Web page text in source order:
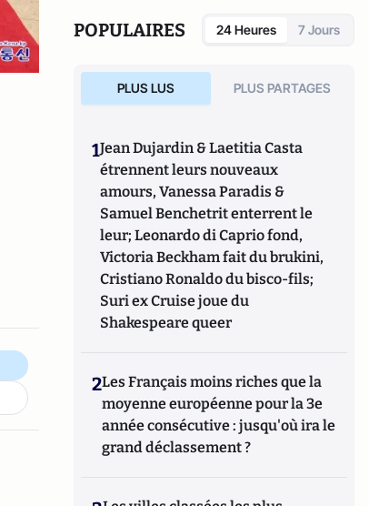
POPULAIRES 24 Heures 7 Jours
PLUS LUS PLUS PARTAGES
1Jean Dujardin & Laetitia Casta
étrennent leurs nouveaux
amours, Vanessa Paradis &
Samuel Benchetrit enterrent le
leur; Leonardo di Caprio fond,
Victoria Beckham fait du brukini,
Cristiano Ronaldo du bisco-fils;
Suri ex Cruise joue du
Shakespeare queer
2Les Français moins riches que la
moyenne européenne pour la 3e
année consécutive : jusqu'où ira le
grand déclassement ?